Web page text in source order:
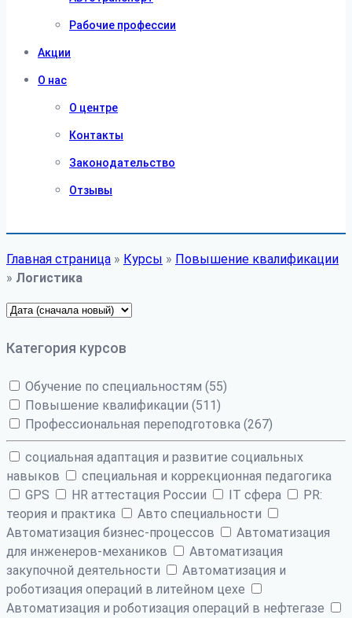
Рабочие профессии
Акции
О нас
О центре
Контакты
Законодательство
Отзывы
Главная страница » Курсы » Повышение квалификации
» Логистика
Категория курсов
Обучение по специальностям (55)
Повышение квалификации (511)
Профессиональная переподготовка (267)
cоциальная адаптация и развитие социальных
навыков
cпециальная и коррекционная педагогика
GPS
HR аттестация России IT сфера
PR:
теория и практика
Авто специальности
Автоматизация бизнес-процессов
Автоматизация
для инженеров-механиков
Автоматизация
закупочной деятельности
Автоматизация и
роботизация операций в литейном цехе
Автоматизация и роботизация операций в нефтегазе